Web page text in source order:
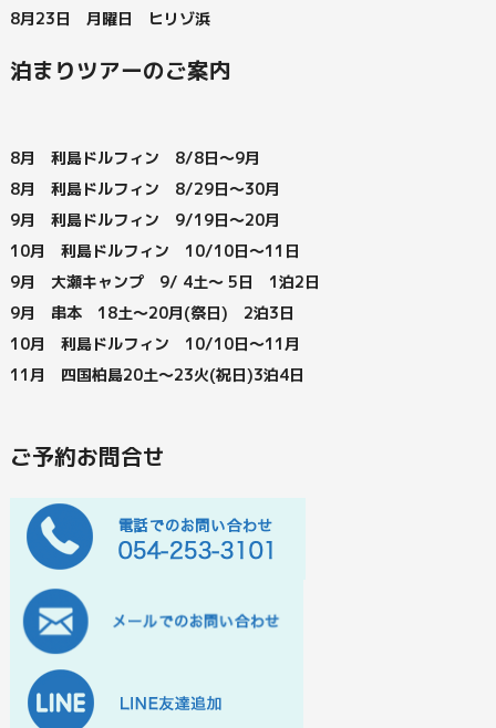
8月23日 月曜日 ヒリゾ浜
泊まりツアーのご案内
8月 利島ドルフィン 8/8日～9月
8月 利島ドルフィン 8/29日～30月
9月 利島ドルフィン 9/19日～20月
10月 利島ドルフィン 10/10日～11日
9月 大瀬キャンプ 9/ 4土～ 5日 1泊2日
9月 串本 18土～20月(祭日) 2泊3日
10月 利島ドルフィン 10/10日～11月
11月 四国柏島20土～23火(祝日)3泊4日
ご予約お問合せ